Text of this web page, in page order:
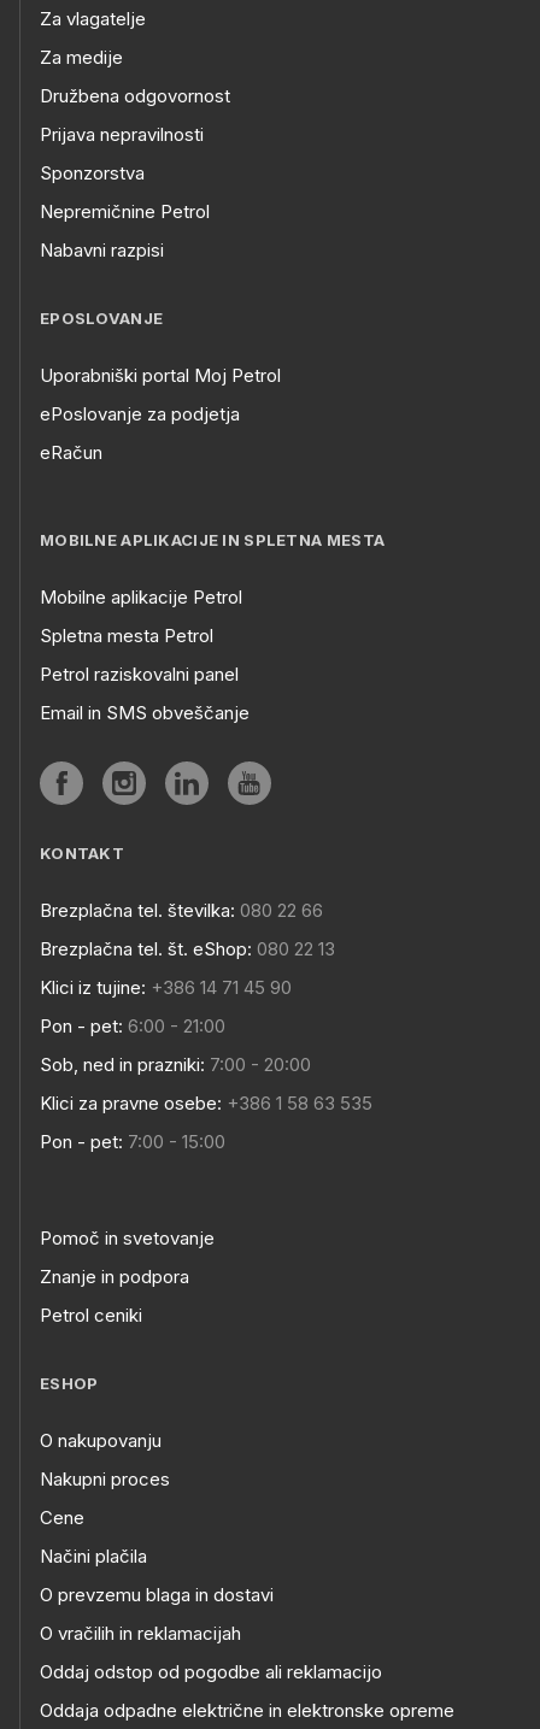
Za vlagatelje
Za medije
Družbena odgovornost
Prijava nepravilnosti
Sponzorstva
Nepremičnine Petrol
Nabavni razpisi
EPOSLOVANJE
Uporabniški portal Moj Petrol
ePoslovanje za podjetja
eRačun
MOBILNE APLIKACIJE IN SPLETNA MESTA
Mobilne aplikacije Petrol
Spletna mesta Petrol
Petrol raziskovalni panel
Email in SMS obveščanje
KONTAKT
Brezplačna tel. številka: 080 22 66
Brezplačna tel. št. eShop: 080 22 13
Klici iz tujine: +386 14 71 45 90
Pon - pet: 6:00 - 21:00
Sob, ned in prazniki: 7:00 - 20:00
Klici za pravne osebe: +386 1 58 63 535
Pon - pet: 7:00 - 15:00
Pomoč in svetovanje
Znanje in podpora
Petrol ceniki
ESHOP
O nakupovanju
Nakupni proces
Cene
Načini plačila
O prevzemu blaga in dostavi
O vračilih in reklamacijah
Oddaj odstop od pogodbe ali reklamacijo
Oddaja odpadne električne in elektronske opreme